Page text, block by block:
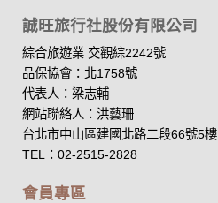
誠旺旅行社股份有限公司
綜合旅遊業 交觀綜2242號
品保協會：北1758號
代表人：梁志輔
網站聯絡人：洪藝珊
台北市中山區建國北路二段66號5樓
TEL：02-2515-2828
會員專區